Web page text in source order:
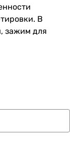
В
зажим для